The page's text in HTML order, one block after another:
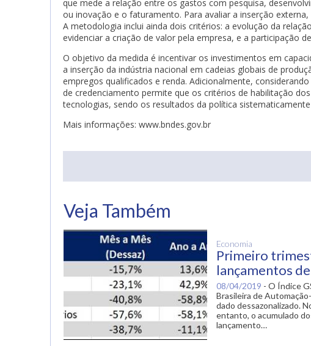
que mede a relação entre os gastos com pesquisa,
ou inovação e o faturamento. Para avaliar a inserção
A metodologia inclui ainda dois critérios: a evolução da
evidenciar a criação de valor pela empresa, e a participação
O objetivo da medida é incentivar os investimentos em
a inserção da indústria nacional em cadeias globais de
empregos qualificados e renda. Adicionalmente,
de credenciamento permite que os critérios de habilitação
tecnologias, sendo os resultados da política
Mais informações: www.bndes.gov.br
Veja Também
Economia
Primeiro
lançamentos
08/04/2019 - O Índice
Brasileira de
dado dessazonalizado.
entanto, o acumulado
lançamento…